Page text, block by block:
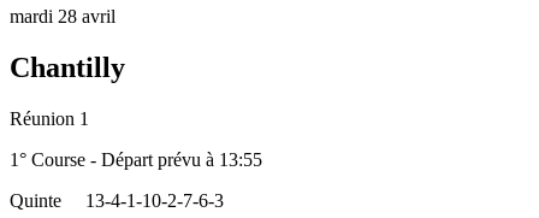
mardi 28 avril
Chantilly
Réunion 1
1° Course - Départ prévu à 13:55
Quinte
13-4-1-10-2-7-6-3